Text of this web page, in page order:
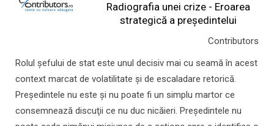
Radiografia unei crize - Eroarea
strategică a președintelui
Contributors
Rolul şefului de stat este unul decisiv mai cu seamă în acest
context marcat de volatilitate şi de escaladare retorică.
Preşedintele nu este şi nu poate fi un simplu martor ce
consemnează discuţii ce nu duc nicăieri. Preşedintele nu